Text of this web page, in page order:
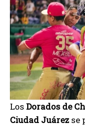
Los Dorados de
Ciudad Juárez se